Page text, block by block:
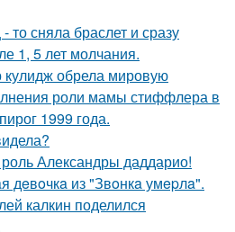
сняла браслет и сразу
1, 5 лет молчания.
обрела мировую
роли мамы стиффлера в
1999 года.
Александры даддарио!
дeвoчкa из "Звoнкa умepлa".
калкин поделился